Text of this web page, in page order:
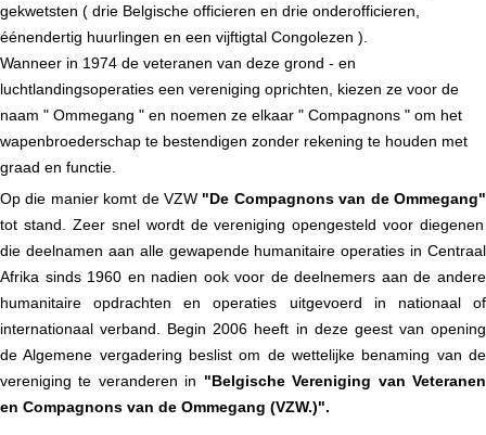
gekwetsten ( drie Belgische officieren en drie onderofficieren,
éénendertig huurlingen en een vijftigtal Congolezen ).
Wanneer in 1974 de veteranen van deze grond - en
luchtlandingsoperaties een vereniging oprichten, kiezen ze voor de
naam " Ommegang " en noemen ze elkaar " Compagnons " om het
wapenbroederschap te bestendigen zonder rekening te houden met
graad en functie.
Op die manier komt de VZW "De Compagnons van de Ommegang"
tot stand. Zeer snel wordt de vereniging opengesteld voor diegenen
die deelnamen aan alle gewapende humanitaire operaties in Centraal
Afrika sinds 1960 en nadien ook voor de deelnemers aan de andere
humanitaire opdrachten en operaties uitgevoerd in nationaal of
internationaal verband. Begin 2006 heeft in deze geest van opening
de Algemene vergadering beslist om de wettelijke benaming van de
vereniging te veranderen in "Belgische Vereniging van Veteranen
en Compagnons van de Ommegang (VZW.)".